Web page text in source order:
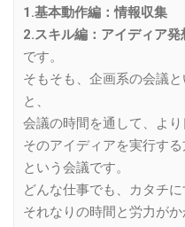
1.基本動作編：情報収集
2.スキル編：アイディア発
です。
そもそも、企画系の会議
と、
会議の時間を通して、より
そのアイディアを実行す
という会議です。
どんな仕事でも、カタチに
それなりの時間と労力がか